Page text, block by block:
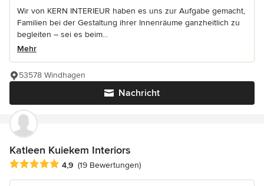
Wir von KERN INTERIEUR haben es uns zur Aufgabe gemacht,
Familien bei der Gestaltung ihrer Innenräume ganzheitlich zu
begleiten – sei es beim...
Mehr
Nachricht
53578 Windhagen
Katleen Kuiekem Interiors
Durchschnittliche Bewertung: 4.9 von 5 Sternen
4,9 (19 Bewertungen)